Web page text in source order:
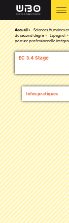
Accueil Sciences Humaines
du second degré
Espagnol
posture professionnelle
EC 3.4 Stage
Infos pratiques